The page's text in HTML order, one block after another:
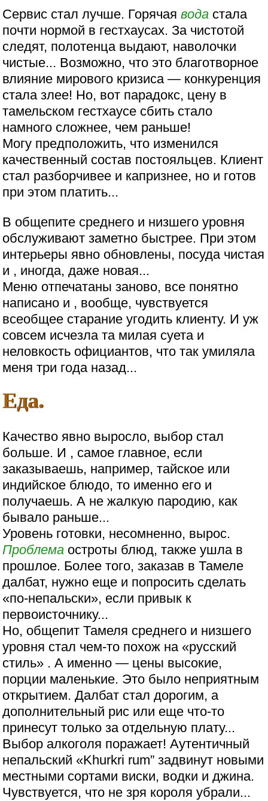
Сервис стал лучше. Горячаявода стала
почти нормой в гестхаусах. За чистотой
следят, полотенца выдают, наволочки
чистые... Возможно, что это благотворное
влияние мирового кризиса — конкуренция
стала злее! Но, вот парадокс, цену в
тамельском гестхаусе сбить стало
намного сложнее, чем раньше!
Могу предположить, что изменился
качественный состав постояльцев. Клиент
стал разборчивее и капризнее, но и готов
при этом платить...
В общепите среднего и низшего уровня
обслуживают заметно быстрее. При этом
интерьеры явно обновлены, посуда чистая
и , иногда, даже новая...
Меню отпечатаны заново, все понятно
написано и , вообще, чувствуется
всеобщее старание угодить клиенту. И уж
совсем исчезла та милая суета и
неловкость официантов, что так умиляла
меня три года назад...
Еда.
Качество явно выросло, выбор стал
больше. И , самое главное, если
заказываешь, например, тайское или
индийское блюдо, то именно его и
получаешь. А не жалкую пародию, как
бывало раньше...
Уровень готовки, несомненно, вырос.
Проблема остроты блюд, также ушла в
прошлое. Более того, заказав в Тамеле
далбат, нужно еще и попросить сделать
«по-непальски», если привык к
первоисточнику...
Но, общепит Тамеля среднего и низшего
уровня стал чем-то похож на «русский
стиль» . А именно — цены высокие,
порции маленькие. Это было неприятным
открытием. Далбат стал дорогим, а
дополнительный рис или еще что-то
принесут только за отдельную плату...
Выбор алкоголя поражает! Аутентичный
непальский «Khurkri rum” задвинут новыми
местными сортами виски, водки и джина.
Чувствуется, что не зря короля убрали...